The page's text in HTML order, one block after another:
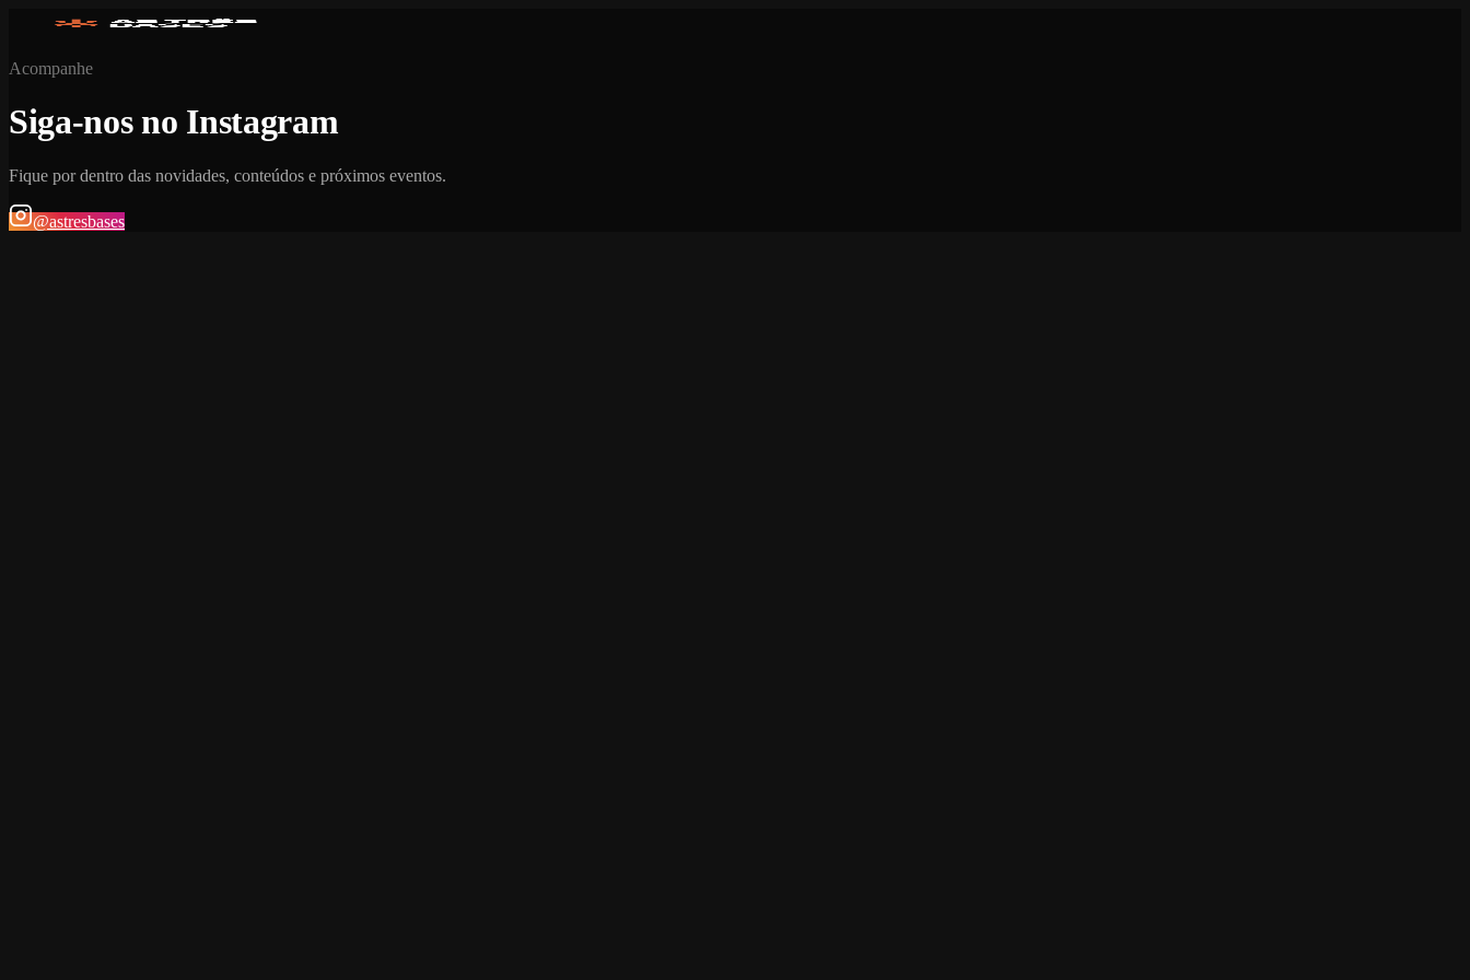
Acompanhe
Siga-nos no Instagram
Fique por dentro das novidades, conteúdos e próximos eventos.
@astresbases